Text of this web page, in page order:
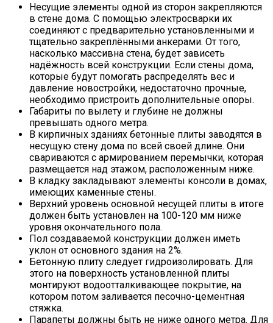
Несущие элементы одной из сторон закрепляются
в стене дома. С помощью электросварки их
соединяют с предварительно установленными и
тщательно закреплёнными анкерами. От того,
насколько массивна стена, будет зависеть
надёжность всей конструкции. Если стены дома,
которые будут помогать распределять вес и
давление новостройки, недостаточно прочные,
необходимо пристроить дополнительные опоры.
Габариты по вылету и глубине не должны
превышать одного метра.
В кирпичных зданиях бетонные плиты заводятся в
несущую стену дома по всей своей длине. Они
свариваются с армированием перемычки, которая
размещается над этажом, расположенным ниже.
В кладку закладывают элементы консоли в домах,
имеющих каменные стены.
Верхний уровень основной несущей плиты в итоге
должен быть установлен на 100-120 мм ниже
уровня окончательного пола.
Пол создаваемой конструкции должен иметь
уклон от основного здания на 2%.
Бетонную плиту следует гидроизолировать. Для
этого на поверхность установленной плиты
монтируют водоотталкивающее покрытие, на
котором потом заливается песочно-цементная
стяжка.
Парапеты должны быть не ниже одного метра. Для